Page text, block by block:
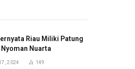
Riau Miliki Patung
Nyoman Nuarta
2024 149